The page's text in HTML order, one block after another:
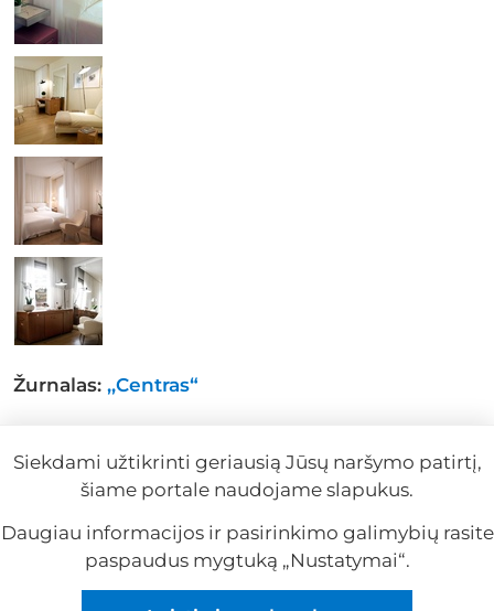
Žurnalas: ,,Centras“
#Dizainas #Dizaino kelionės
Reklama
Siekdami užtikrinti geriausią Jūsų naršymo patirtį,
šiame portale naudojame slapukus.
Daugiau informacijos ir pasirinkimo galimybių rasite
paspaudus mygtuką „Nustatymai“.